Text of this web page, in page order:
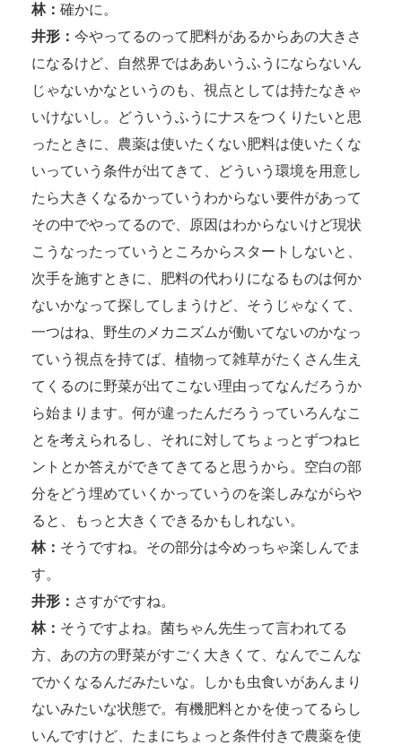
林： 確かに。
井形： 今やってるのって肥料があるからあの大きさ
になるけど、自然界ではああいうふうにならないん
じゃないかなというのも、視点としては持たなきゃ
いけないし。どういうふうにナスをつくりたいと思
ったときに、農薬は使いたくない肥料は使いたくな
いっていう条件が出てきて、どういう環境を用意し
たら大きくなるかっていうわからない要件があって
その中でやってるので、原因はわからないけど現状
こうなったっていうところからスタートしないと、
次手を施すときに、肥料の代わりになるものは何か
ないかなって探してしまうけど、そうじゃなくて、
一つはね、野生のメカニズムが働いてないのかなっ
ていう視点を持てば、植物って雑草がたくさん生え
てくるのに野菜が出てこない理由ってなんだろうか
ら始まります。何が違ったんだろうっていろんなこ
とを考えられるし、それに対してちょっとずつねヒ
ントとか答えができてきてると思うから。空白の部
分をどう埋めていくかっていうのを楽しみながらや
ると、もっと大きくできるかもしれない。
林： そうですね。その部分は今めっちゃ楽しんでま
す。
井形： さすがですね。
林： そうですよね。菌ちゃん先生って言われてる
方、あの方の野菜がすごく大きくて、なんでこんな
でかくなるんだみたいな。しかも虫食いがあんまり
ないみたいな状態で。有機肥料とかを使ってるらし
いんですけど、たまにちょっと条件付きで農薬を使